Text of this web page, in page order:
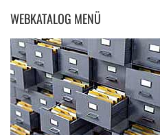
WEBKATALOG MENÜ